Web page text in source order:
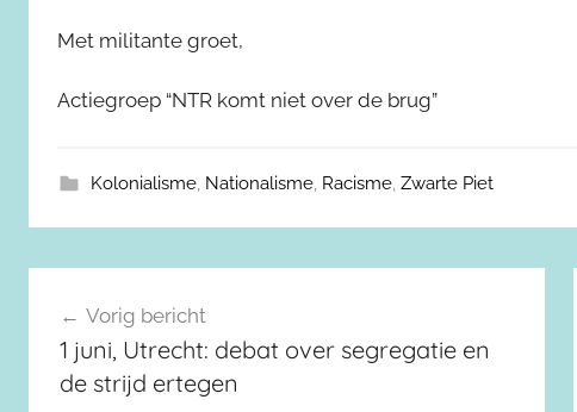
Met militante groet,
Actiegroep “NTR komt niet over de brug”
Kolonialisme, Nationalisme, Racisme, Zwarte Piet
Berichtnavigatie
Vorig bericht
1 juni, Utrecht: debat over segregatie en
de strijd ertegen